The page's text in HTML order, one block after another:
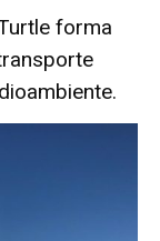
forma